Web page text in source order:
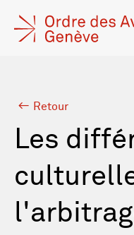
Retour
Les